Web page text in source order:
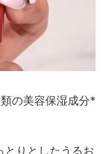
の美容保湿成分*
とりとしたうるお